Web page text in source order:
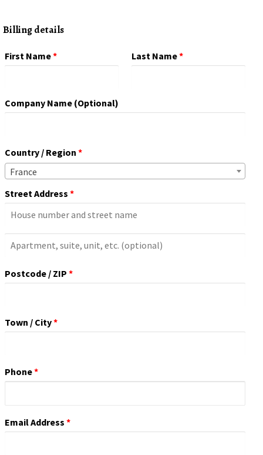
Billing details
First Name* Last Name*
Company Name (optional)
Country / Region *
France
Street Address *
Apartment,
Unit,
Postcode / ZIP *
Town / City*
Phone*
Email Address *